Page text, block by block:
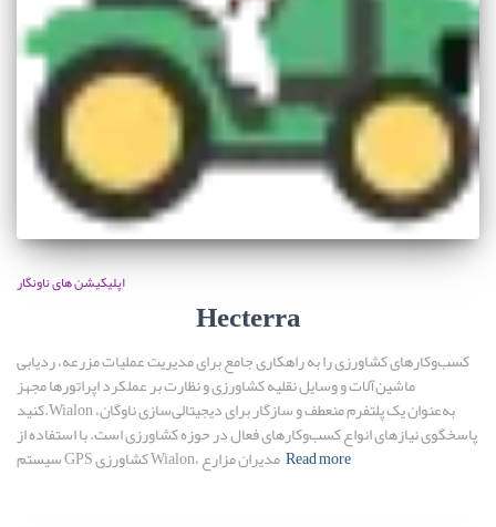
اپلیکیشن های ناونگار
Hecterra
کسب‌وکارهای کشاورزی را به راهکاری جامع برای مدیریت عملیات مزرعه، ردیابی
ماشین‌آلات و وسایل نقلیه کشاورزی و نظارت بر عملکرد اپراتورها مجهز
کنید.Wialon به‌عنوان یک پلتفرم منعطف و سازگار برای دیجیتالی‌سازی ناوگان،
پاسخگوی نیازهای انواع کسب‌وکارهای فعال در حوزه کشاورزی است. با استفاده از
سیستم GPS کشاورزی Wialon، مدیران مزارعRead more